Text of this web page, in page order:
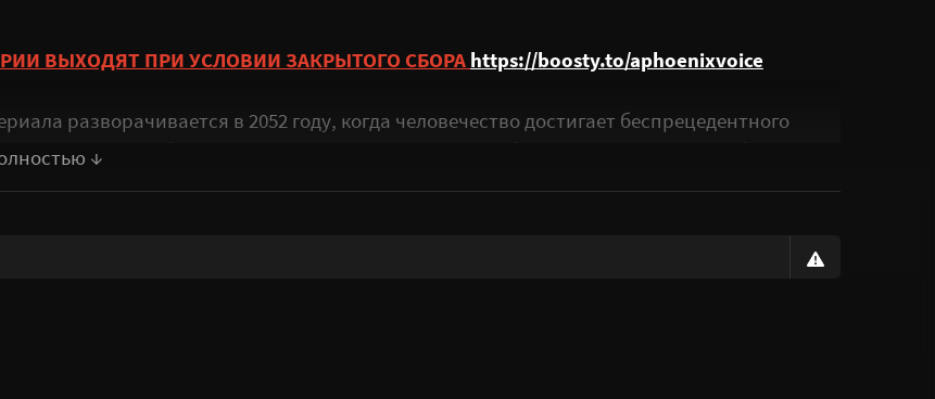
ВЫХОДЯТ ПРИ УСЛОВИИ ЗАКРЫТОГО СБОРА https://boosty.to/aphoenixvoice
разворачивается в 2052 году, когда человечество достигает беспрецедентного
и процветания благодаря лекарству "Хапуна", разработанному лауреатом Нобелевской
что Хапуна имеет короткий период полураспада, и все, кто его принимал, умрут примерно
В ответ на эту угрозу создаётся специальная группа из пяти агентов со всего мира,